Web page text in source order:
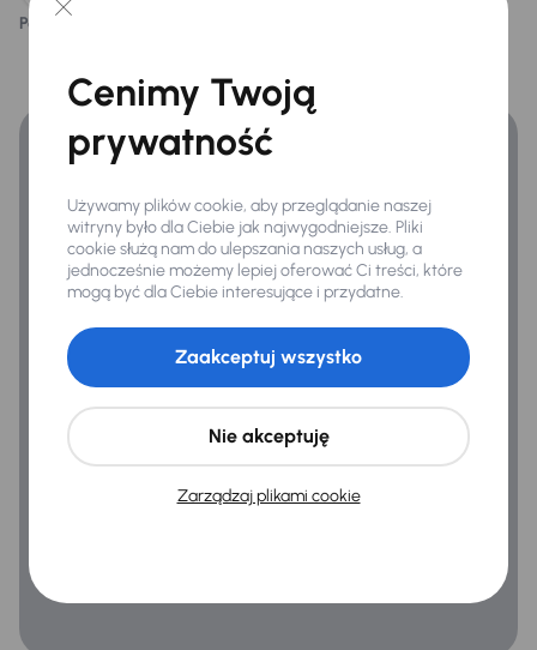
Extra
Czujnik deszczu
Kamera cofania
Infotainment
Android Auto
Apple CarPlay
Bluetooth
Ładowanie bezprzewodowe
Podoba ci się ten opis?
Zyskaj lepsze warunki finansowania niż v banku.
Cenimy Twoją
prywatność
Używamy plików cookie, aby przeglądanie naszej
witryny było dla Ciebie jak najwygodniejsze. Pliki
cookie służą nam do ulepszania naszych usług, a
jednocześnie możemy lepiej oferować Ci treści, które
mogą być dla Ciebie interesujące i przydatne.
Zarządzaj plikami cookie
Nie akceptuję
Zaakceptuj wszystko